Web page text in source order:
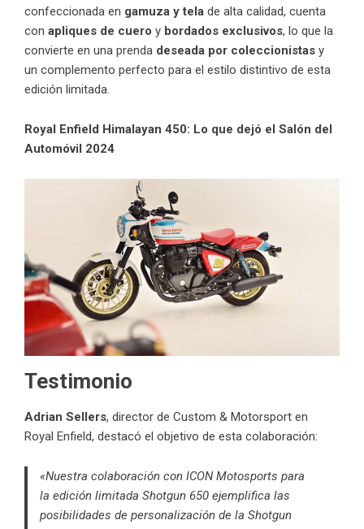
confeccionada en gamuza y tela de alta calidad, cuenta
con apliques de cuero y bordados exclusivos, lo que la
convierte en una prenda deseada por coleccionistas y
un complemento perfecto para el estilo distintivo de esta
edición limitada.
Royal Enfield Himalayan 450: Lo que dejó el Salón del
Automóvil 2024
Testimonio
Adrian Sellers, director de Custom & Motorsport en
Royal Enfield, destacó el objetivo de esta colaboración:
«Nuestra colaboración con ICON Motosports para
la edición limitada Shotgun 650 ejemplifica las
posibilidades de personalización de la Shotgun